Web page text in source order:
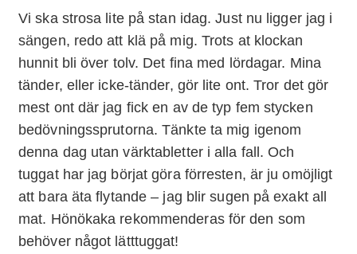
Vi ska strosa lite på stan idag. Just nu ligger jag i
sängen, redo att klä på mig. Trots at klockan
hunnit bli över tolv. Det fina med lördagar. Mina
tänder, eller icke-tänder, gör lite ont. Tror det gör
mest ont där jag fick en av de typ fem stycken
bedövningssprutorna. Tänkte ta mig igenom
denna dag utan värktabletter i alla fall. Och
tuggat har jag börjat göra förresten, är ju omöjligt
att bara äta flytande – jag blir sugen på exakt all
mat. Hönökaka rekommenderas för den som
behöver något lätttuggat!